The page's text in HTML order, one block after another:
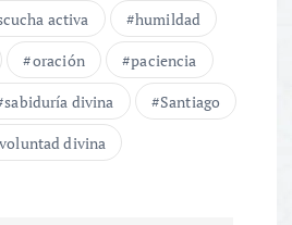
activa
humildad
oración
paciencia
sabiduría divina
Santiago
voluntad divina